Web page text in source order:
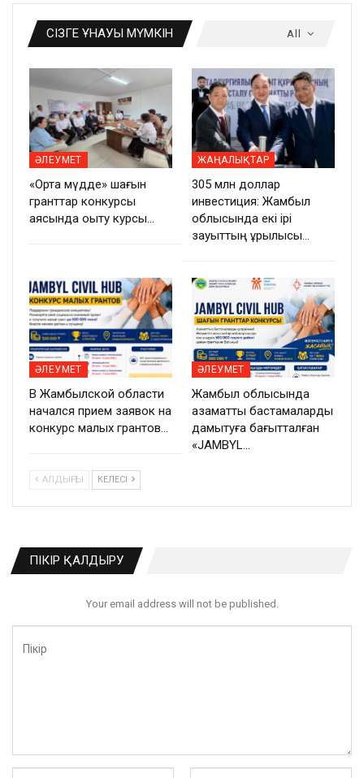
All
СІЗГЕ ҰНАУЫ МҮМКІН
ӘЛЕУМЕТ
«Ортақ мүдде» шағын
гранттар конкурсы
аясында оқыту курсы…
ЖАҢАЛЫҚТАР
305 млн доллар
инвестиция: Жамбыл
облысында екі ірі
зауыттың құрылысы…
ӘЛЕУМЕТ
В Жамбылской области
начался прием заявок на
конкурс малых грантов…
ӘЛЕУМЕТ
Жамбыл облысында
азаматтық бастамаларды
дамытуға бағытталған
«JAMBYL…
АЛДЫҢҒЫ КЕЛЕСІ
ПІКІР ҚАЛДЫРУ
Your email address will not be published.